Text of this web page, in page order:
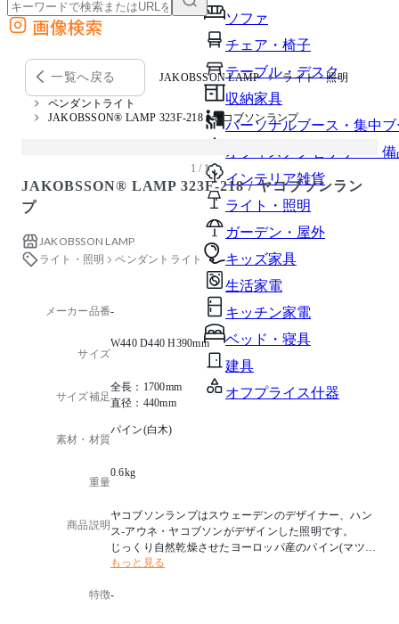
ソファ
チェア・椅子
テーブル・デスク
収納家具
パーソナルブース・集中
オフィスアクセサリー・備
インテリア雑貨
ライト・照明
ガーデン・屋外
キッズ家具
生活家電
キッチン家電
ベッド・寝具
建具
オフプライス什器
外部サイトの商品をカートに追加
他のサイトで見つけた商品ページのURLを貼り付けて、カートに追加できます
画像検索
一覧へ戻る JAKOBSSON LAMP ライト・照明
ペンダントライト
JAKOBSSON® LAMP 323F-218 / ヤコブソンランプ
1 / 1
JAKOBSSON® LAMP 323F-218 / ヤコブソンラン
プ
JAKOBSSON LAMP
ライト・照明
ペンダントライト
メーカー品番-
サイズ
W440 D440 H390mm
サイズ補足
全長：1700mm
直径：440mm
素材・材質
パイン(白木)
重量
0.6kg
商品説明
ヤコブソンランプはスウェーデンのデザイナー、ハン
ス-アウネ・ヤコブソンがデザインした照明です。
じっくり自然乾燥させたヨーロッパ産のパイン(マツ)
材を薄くスライスした材料を活かしたデザインが特長
作品となっています。
もっと見る
特徴-